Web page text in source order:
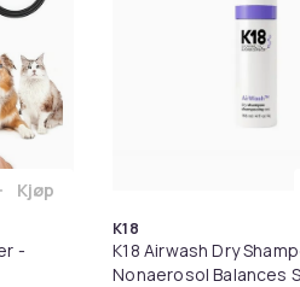
-
Legg Hundetrimmer /
Kjøp
K18
K18 Airwash Dry
Nonaerosol Balances